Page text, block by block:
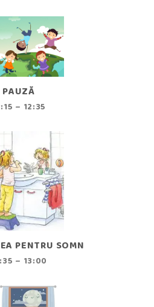
PAUZĂ
– 12:35
PENTRU SOMN
– 13:00